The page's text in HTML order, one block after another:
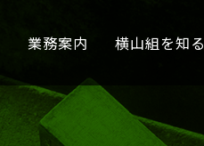
業務案内 横山組を知る